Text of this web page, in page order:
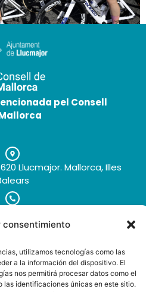
consentimiento
utilizamos tecnologías como las
a la información del dispositivo. El
nos permitirá procesar datos como el
las identificaciones únicas en este sitio.
a Llucmajor
de 2026
pel Consell
Llucmajor. Mallorca, Illes
imágenes